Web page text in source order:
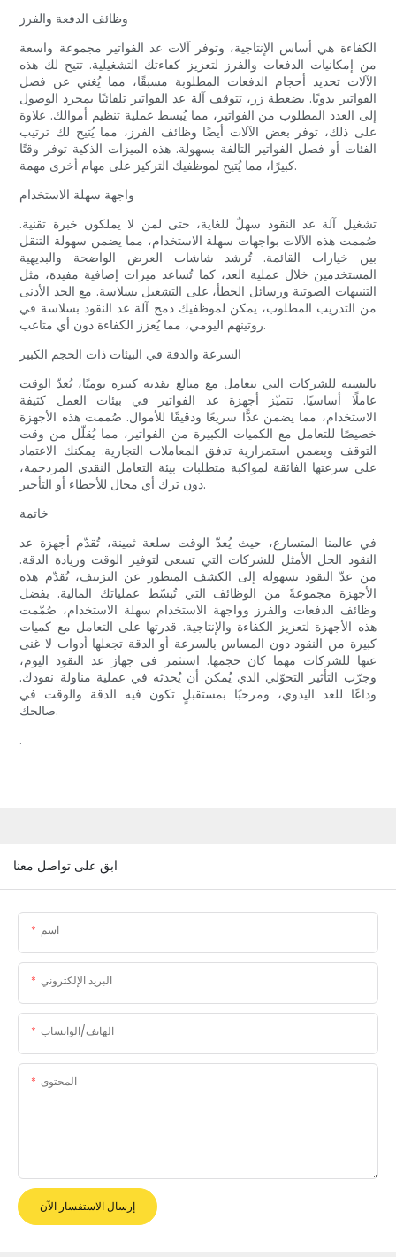
وظائف الدفعة والفرز
الكفاءة هي أساس الإنتاجية، وتوفر آلات عد الفواتير مجموعة واسعة
من إمكانيات الدفعات والفرز لتعزيز كفاءتك التشغيلية. تتيح لك هذه
الآلات تحديد أحجام الدفعات المطلوبة مسبقًا، مما يُغني عن فصل
الفواتير يدويًا. بضغطة زر، تتوقف آلة عد الفواتير تلقائيًا بمجرد الوصول
إلى العدد المطلوب من الفواتير، مما يُبسط عملية تنظيم أموالك. علاوة
على ذلك، توفر بعض الآلات أيضًا وظائف الفرز، مما يُتيح لك ترتيب
الفئات أو فصل الفواتير التالفة بسهولة. هذه الميزات الذكية توفر وقتًا
كبيرًا، مما يُتيح لموظفيك التركيز على مهام أخرى مهمة.
واجهة سهلة الاستخدام
تشغيل آلة عد النقود سهلٌ للغاية، حتى لمن لا يملكون خبرة تقنية.
صُممت هذه الآلات بواجهات سهلة الاستخدام، مما يضمن سهولة التنقل
بين خيارات القائمة. تُرشد شاشات العرض الواضحة والبديهية
المستخدمين خلال عملية العد، كما تُساعد ميزات إضافية مفيدة، مثل
التنبيهات الصوتية ورسائل الخطأ، على التشغيل بسلاسة. مع الحد الأدنى
من التدريب المطلوب، يمكن لموظفيك دمج آلة عد النقود بسلاسة في
روتينهم اليومي، مما يُعزز الكفاءة دون أي متاعب.
السرعة والدقة في البيئات ذات الحجم الكبير
بالنسبة للشركات التي تتعامل مع مبالغ نقدية كبيرة يوميًا، يُعدّ الوقت
عاملًا أساسيًا. تتميّز أجهزة عد الفواتير في بيئات العمل كثيفة
الاستخدام، مما يضمن عدًّا سريعًا ودقيقًا للأموال. صُممت هذه الأجهزة
خصيصًا للتعامل مع الكميات الكبيرة من الفواتير، مما يُقلّل من وقت
التوقف ويضمن استمرارية تدفق المعاملات التجارية. يمكنك الاعتماد
على سرعتها الفائقة لمواكبة متطلبات بيئة التعامل النقدي المزدحمة،
دون ترك أي مجال للأخطاء أو التأخير.
خاتمة
في عالمنا المتسارع، حيث يُعدّ الوقت سلعة ثمينة، تُقدّم أجهزة عد
النقود الحل الأمثل للشركات التي تسعى لتوفير الوقت وزيادة الدقة.
من عدّ النقود بسهولة إلى الكشف المتطور عن التزييف، تُقدّم هذه
الأجهزة مجموعةً من الوظائف التي تُبسّط عملياتك المالية. بفضل
وظائف الدفعات والفرز وواجهة الاستخدام سهلة الاستخدام، صُمّمت
هذه الأجهزة لتعزيز الكفاءة والإنتاجية. قدرتها على التعامل مع كميات
كبيرة من النقود دون المساس بالسرعة أو الدقة تجعلها أدوات لا غنى
عنها للشركات مهما كان حجمها. استثمر في جهاز عد النقود اليوم،
وجرّب التأثير التحوّلي الذي يُمكن أن يُحدثه في عملية مناولة نقودك.
وداعًا للعد اليدوي، ومرحبًا بمستقبلٍ تكون فيه الدقة والوقت في
صالحك.
.
ابق على تواصل معنا
اسم
البريد الإلكتروني
الهاتف/الواتساب
المحتوى
إرسال الاستفسار الآن